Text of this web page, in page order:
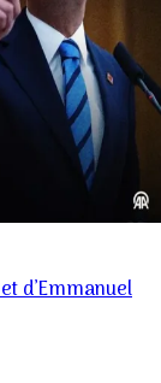
d’Emmanuel